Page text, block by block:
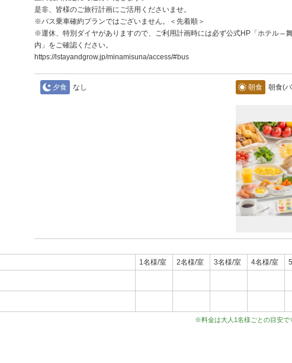
是非、皆様のご旅行計画にご活用くださいませ。
※バス乗車確約プランではございません。＜先着順＞
※運休、特別ダイヤがありますので、ご利用計画時には必ず公式HP「ホテル⇔
内」をご確認ください。
https://lstayandgrow.jp/minamisuna/access/#bus
夕食 なし 朝食 朝食(
1名様/室 2名様/室 3名様/室 4名様/室
※料金は大人1名様ごとの目安で